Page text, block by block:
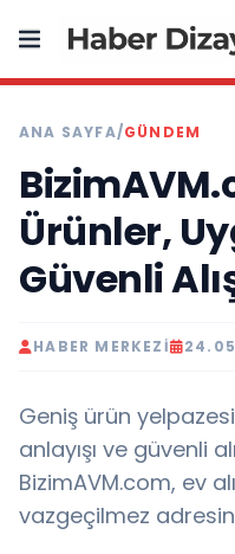
ANA SAYFA/GÜNDEM
Ürünler,
Güvenli
HABER MERKEZI
Geniş ürün
anlayışı ve güvenli
BizimAVM.com, ev
vazgeçilmez